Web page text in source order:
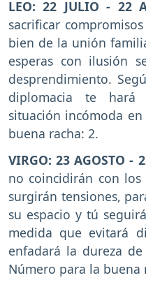
LEO: 22 JULIO - 22
sacrificar
bien de la unión
esperas con ilusión
desprendimiento.
diplomacia te
situación incómoda
buena racha: 2.
VIRGO: 23 AGOSTO -
no coincidirán con
surgirán tensiones,
su espacio y tú
medida que evitará
enfadará la dureza
Número para la buena